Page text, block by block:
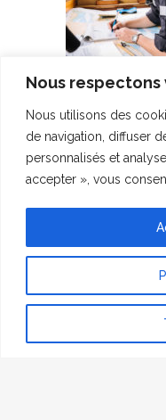
Nous
Nous utilisons des
de navigation, diffuser
personnalisés et
accepter », vous
TAGS:
Planet,
Sorry, the
this time.